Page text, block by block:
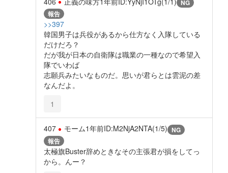
NG
報告
>>397
韓国男子は兵役があるから仕方なく入隊している
だけだろ？
だが我が日本の自衛隊は職業の一種なので希望入
隊でいわば
志願兵みたいなものだ。思いが君らとは雲泥の差
なんだよ。
1
407 モーム1年前ID:M2NjA2NTA(1/5) NG
報告
太極旗Buster辞めときなその主張君が損をしてっ
から。んー？